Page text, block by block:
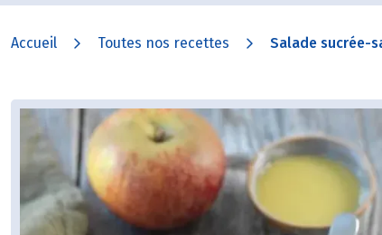
Accueil Toutes nos recettes Salade sucrée-